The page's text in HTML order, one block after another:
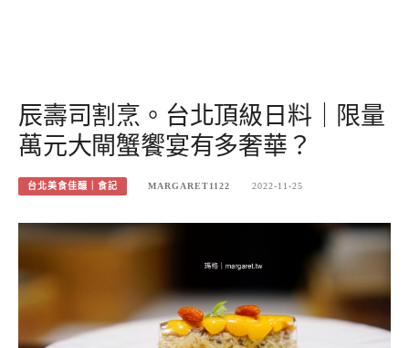
辰壽司割烹。台北頂級日料｜限量
萬元大閘蟹饗宴有多奢華？
台北美食佳釀｜食記 MARGARET1122 2022-11-25